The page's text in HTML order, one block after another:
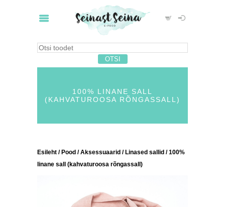
100% LINANE SALL
(KAHVATUROOSA RÕNGASSALL)
Esileht / Pood /Aksessuaarid / Linased sallid / 100%
linane sall (kahvaturoosa rõngassall)